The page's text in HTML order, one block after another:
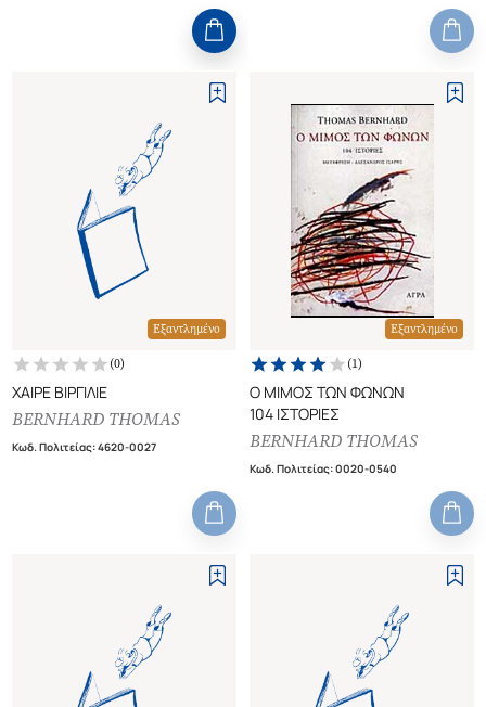
Εξαντλημένο
(0)
ΧΑΙΡΕ ΒΙΡΓΙΛΙΕ
BERNHARD THOMAS
Κωδ. Πολιτείας:4620-0027
Εξαντλημένο
(1)
Ο ΜΙΜΟΣ ΤΩΝ ΦΩΝΩΝ
104 ΙΣΤΟΡΙΕΣ
BERNHARD THOMAS
Κωδ. Πολιτείας:0020-0540